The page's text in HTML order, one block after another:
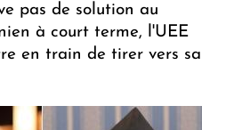
pas de solution au
à court terme, l'UEE
en train de tirer vers sa